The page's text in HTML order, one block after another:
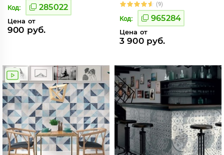
Код: 285022
Цена от
900 руб.
(9)
Код: 965284
Цена от
3 900 руб.